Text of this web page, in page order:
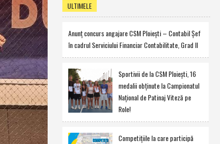
ULTIMELE
Anunţ concurs angajare CSM Ploieşti – Contabil Şef
în cadrul Serviciului Financiar Contabilitate, Grad II
Sportivii de la CSM Ploieşti, 16
medalii obţinute la Campionatul
Naţional de Patinaj Viteză pe
Role!
Competiţiile la care participă